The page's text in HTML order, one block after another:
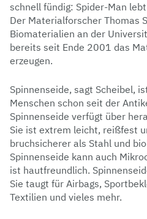
schnell fündig: Spider-Man
Der Materialforscher Thomas
Biomaterialien an der
bereits seit Ende 2001 das
erzeugen.
Spinnenseide, sagt Scheibel,
Menschen schon seit der
Spinnenseide verfügt über
Sie ist extrem leicht, reißfest
bruchsicherer als Stahl und
Spinnenseide kann auch
ist hautfreundlich.
Sie taugt für Airbags,
Textilien und vieles mehr.